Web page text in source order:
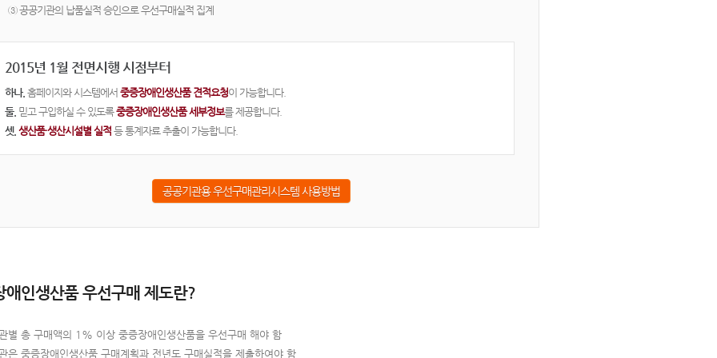
③ 공공기관의 납품실적 승인으로 우선구매실적 집계
2015년 1월 전면시행 시점부터
하나. 홈페이지와 시스템에서 중증장애인생산품 견적요청이 가능합니다.
둘. 믿고 구입하실 수 있도록중증장애인생산품 세부정보를 제공합니다.
셋. 생산품·생산시설별 실적 등 통계자료 추출이 가능합니다.
공공기관용 우선구매관리시스템 사용방법
애인생산품 우선구매 제도란?
별 총 구매액의 1% 이상 중증장애인생산품을 우선구매 해야 함
은 중증장애인생산품 구매계획과 전년도 구매실적을 제출하여야 함